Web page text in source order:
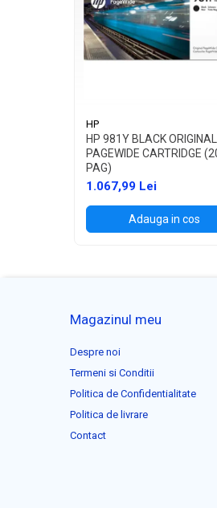
HP
HP 981Y BLACK ORIGINAL
PAGEWIDE CARTRIDGE
PAG)
1.067,99 Lei
Adauga in cos
Magazinul meu
Despre noi
Termeni si Conditii
Politica de Confidentialitate
Politica de livrare
Contact